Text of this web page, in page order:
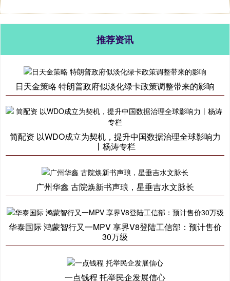
推荐资讯
日天金策略 特朗普政府似淡化绿卡政策调整带来的影响
简配资 以WDO成立为契机，提升中国数据治理全球影响力
丨杨涛专栏
广州华鑫 古院焕新书声琅，星垂吉水文脉长
华泰国际 鸿蒙智行又一MPV 享界V8登陆工信部：预计售价
30万级
一点钱程 托举民企发展信心